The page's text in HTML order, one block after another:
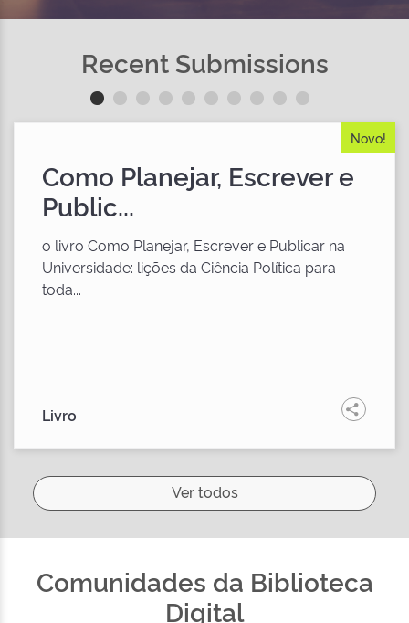
Recent Submissions
Novo!
Como Planejar, Escrever e
Public...
o livro Como Planejar, Escrever e Publicar na
Universidade: lições da Ciência Política para
toda...
Livro
Ver todos
Comunidades da Biblioteca
Digital